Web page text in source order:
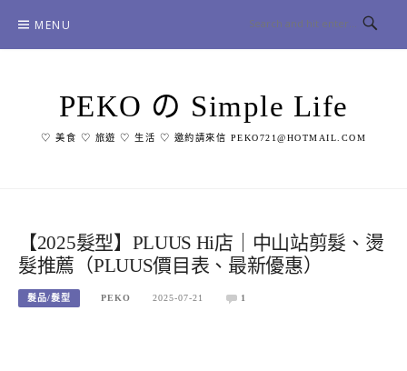
content
MENU
PEKO の Simple Life
♡ 美食 ♡ 旅遊 ♡ 生活 ♡ 邀約請來信 PEKO721@HOTMAIL.COM
【2025髮型】PLUUS Hi店｜中山站剪髮、燙
髮推薦（PLUUS價目表、最新優惠）
髮品/髮型 PEKO 2025-07-21 1